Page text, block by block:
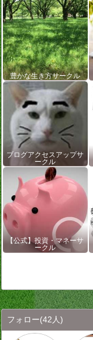
豊かな生き方サークル
ブログアクセスアップサ
ークル
【公式】投資・マネーサ
ークル
フォロー(42人)